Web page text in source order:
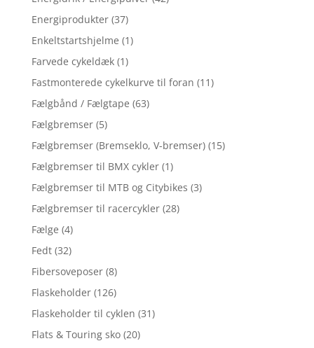
Energiprodukter (37)
Enkeltstartshjelme (1)
Farvede cykeldæk (1)
Fastmonterede cykelkurve til foran (11)
Fælgbånd / Fælgtape (63)
Fælgbremser (5)
Fælgbremser (Bremseklo, V-bremser) (15)
Fælgbremser til BMX cykler (1)
Fælgbremser til MTB og Citybikes (3)
Fælgbremser til racercykler (28)
Fælge (4)
Fedt (32)
Fibersoveposer (8)
Flaskeholder (126)
Flaskeholder til cyklen (31)
Flats & Touring sko (20)